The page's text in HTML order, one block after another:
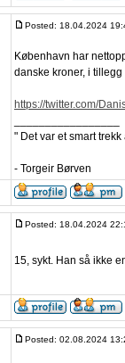
Posted: 18.04.2024
København har
danske kroner, i
https://twitter.com/
" Det var et smart
- Torgeir Børven
Posted: 18.04.2024
15, sykt. Han så ikke
Posted: 02.08.2024